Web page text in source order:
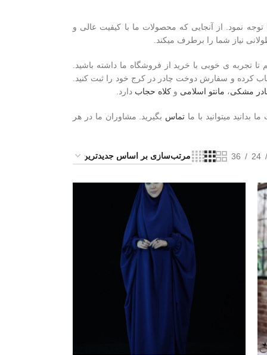
نمود. از آنجایی که محصولات ما با کیفیت عالی و
نیاز شما را برطرف میکند.
تجربه ی خوبی با خرید از فروشگاه ما داشته باشید.
کرده و سفارش دوخت چادر در کرج خود را ثبت کنید.
مشکی، مانتو اسلامی و کلاه حجاب دارد.
میتوانید با ما تماس بگیرید. مشاوران ما در هر
24
36